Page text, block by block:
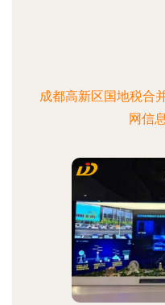
成都高新区国地税合
网信